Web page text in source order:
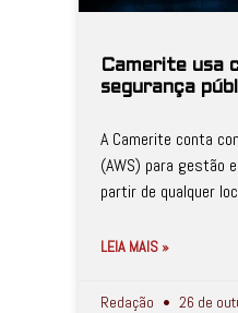
Camerite usa
segurança
A Camerite conta
(AWS) para gestão
partir de qualquer
LEIA MAIS »
Redação 26 de